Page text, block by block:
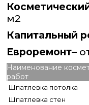
м2
Капитальный
Евроремонт–
Наименование
работ
Шпатлевка потолка
Шпатлевка стен